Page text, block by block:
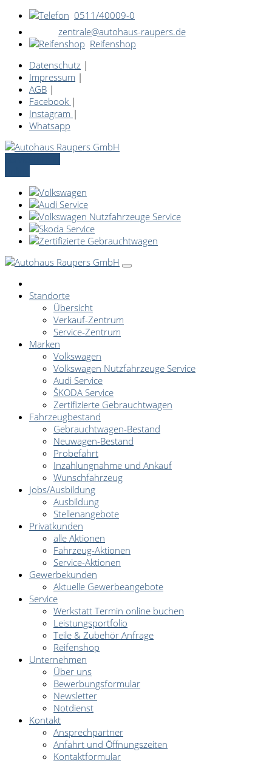
0511/40009-0
zentrale@autohaus-raupers.de
Reifenshop
Datenschutz |
Impressum |
AGB |
Facebook |
Instagram |
Whatsapp
Standorte
Übersicht
Verkauf-Zentrum
Service-Zentrum
Marken
Volkswagen
Volkswagen Nutzfahrzeuge Service
Audi Service
ŠKODA Service
Zertifizierte Gebrauchtwagen
Fahrzeugbestand
Gebrauchtwagen-Bestand
Neuwagen-Bestand
Probefahrt
Inzahlungnahme und Ankauf
Wunschfahrzeug
Jobs/Ausbildung
Ausbildung
Stellenangebote
Privatkunden
alle Aktionen
Fahrzeug-Aktionen
Service-Aktionen
Gewerbekunden
Aktuelle Gewerbeangebote
Service
Werkstatt Termin online buchen
Leistungsportfolio
Teile & Zubehör Anfrage
Reifenshop
Unternehmen
Über uns
Bewerbungsformular
Newsletter
Notdienst
Kontakt
Ansprechpartner
Anfahrt und Öffnungszeiten
Kontaktformular